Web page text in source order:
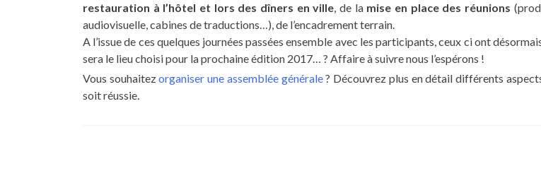
restauration à l’hôtel et lors des dîners en ville, de lamise en place des réunions
audiovisuelle, cabines de traductions…), de l’encadrement terrain.
A l’issue de ces quelques journées passées ensemble avec les participants, ceux ci ont
sera le lieu choisi pour la prochaine édition 2017… ? Affaire à suivre nous l’espérons !
Vous souhaitezorganiser une assemblée générale? Découvrez plus en détail différents
soit réussie.